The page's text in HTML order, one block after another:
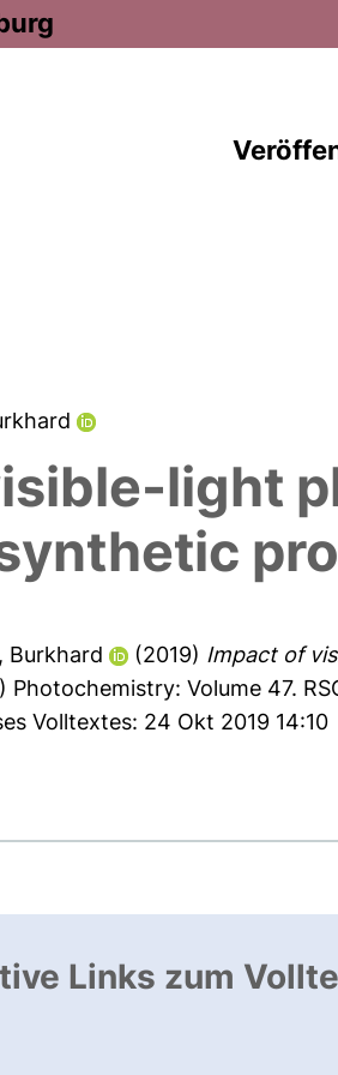
light
Burkhard (2019) Impact of
Photochemistry: Volume 47.
Volltextes: 24 Okt 2019 14:10
Links zum